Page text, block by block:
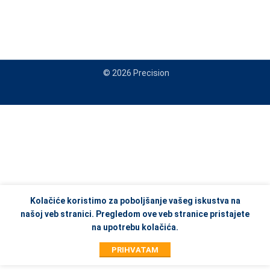
© 2026 Precision
Kolačiće koristimo za poboljšanje vašeg iskustva na
našoj veb stranici. Pregledom ove veb stranice pristajete
na upotrebu kolačića.
PRIHVATAM